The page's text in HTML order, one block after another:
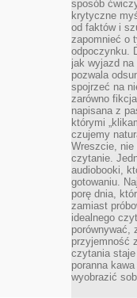
sposób
krytyczne
od faktów i
zapomnieć o
odpoczynku.
jak wyjazd
pozwala
spojrzeć na
zarówno
napisana z
którymi
czujemy
Wreszcie, nie
czytanie.
audiobooki,
gotowaniu.
porę dnia,
zamiast
idealnego
porównywać,
przyjemność
czytania
poranna
wyobrazić